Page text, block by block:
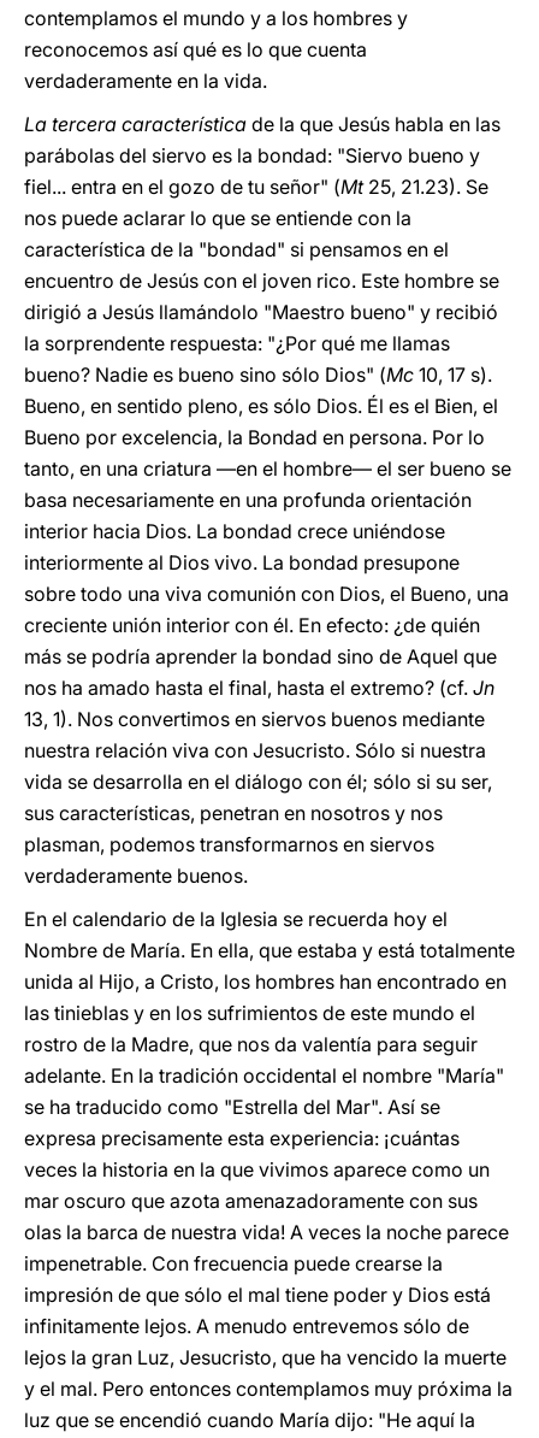
contemplamos el mundo y a los hombres y
reconocemos así qué es lo que cuenta
verdaderamente en la vida.
La tercera característica de la que Jesús habla en las
parábolas del siervo es la bondad: "Siervo bueno y
fiel... entra en el gozo de tu señor" (Mt25, 21.23). Se
nos puede aclarar lo que se entiende con la
característica de la "bondad" si pensamos en el
encuentro de Jesús con el joven rico. Este hombre se
dirigió a Jesús llamándolo "Maestro bueno" y recibió
la sorprendente respuesta: "¿Por qué me llamas
bueno? Nadie es bueno sino sólo Dios" (Mc 10, 17 s).
Bueno, en sentido pleno, es sólo Dios. Él es el Bien, el
Bueno por excelencia, la Bondad en persona. Por lo
tanto, en una criatura —en el hombre— el ser bueno se
basa necesariamente en una profunda orientación
interior hacia Dios. La bondad crece uniéndose
interiormente al Dios vivo. La bondad presupone
sobre todo una viva comunión con Dios, el Bueno, una
creciente unión interior con él. En efecto: ¿de quién
más se podría aprender la bondad sino de Aquel que
nos ha amado hasta el final, hasta el extremo? (cf. Jn
13, 1). Nos convertimos en siervos buenos mediante
nuestra relación viva con Jesucristo. Sólo si nuestra
vida se desarrolla en el diálogo con él; sólo si su ser,
sus características, penetran en nosotros y nos
plasman, podemos transformarnos en siervos
verdaderamente buenos.
En el calendario de la Iglesia se recuerda hoy el
Nombre de María. En ella, que estaba y está totalmente
unida al Hijo, a Cristo, los hombres han encontrado en
las tinieblas y en los sufrimientos de este mundo el
rostro de la Madre, que nos da valentía para seguir
adelante. En la tradición occidental el nombre "María"
se ha traducido como "Estrella del Mar". Así se
expresa precisamente esta experiencia: ¡cuántas
veces la historia en la que vivimos aparece como un
mar oscuro que azota amenazadoramente con sus
olas la barca de nuestra vida! A veces la noche parece
impenetrable. Con frecuencia puede crearse la
impresión de que sólo el mal tiene poder y Dios está
infinitamente lejos. A menudo entrevemos sólo de
lejos la gran Luz, Jesucristo, que ha vencido la muerte
y el mal. Pero entonces contemplamos muy próxima la
luz que se encendió cuando María dijo: "He aquí la